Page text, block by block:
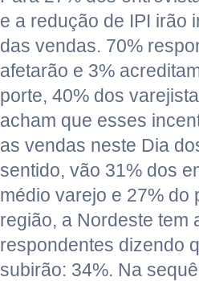
e a redução de IPI irão
das vendas. 70%
afetarão e 3%
porte, 40% dos
acham que esses
as vendas neste Dia
sentido, vão 31% dos
médio varejo e 27% do
região, a Nordeste tem
respondentes dizendo
subirão: 34%. Na